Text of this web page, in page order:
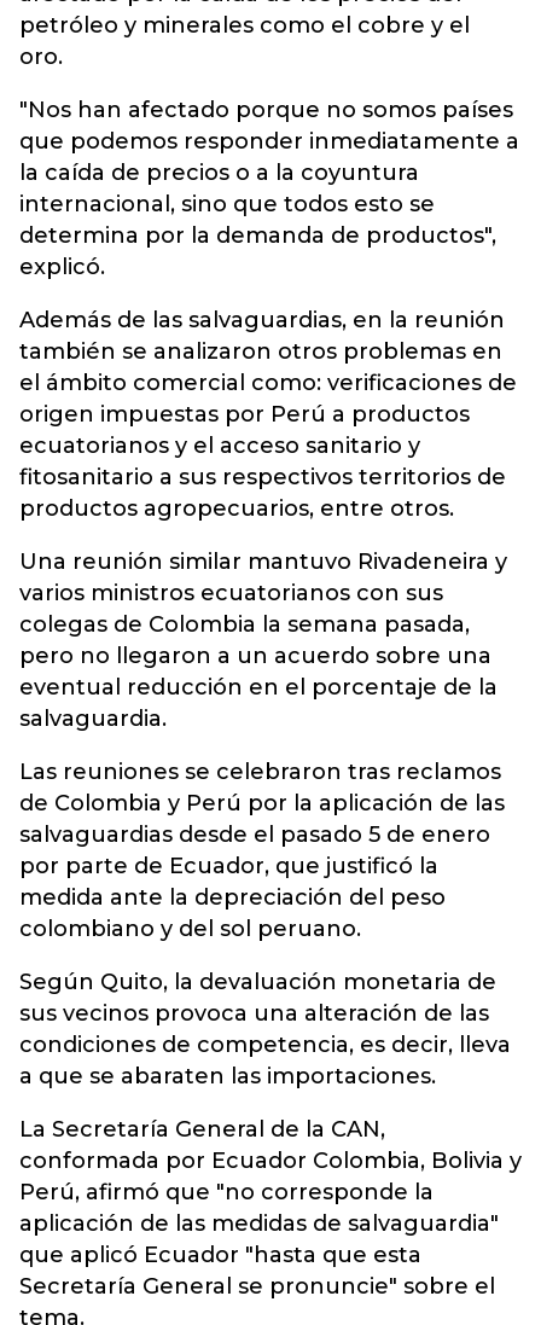
petróleo y minerales como el cobre y el
oro.
"Nos han afectado porque no somos países
que podemos responder inmediatamente a
la caída de precios o a la coyuntura
internacional, sino que todos esto se
determina por la demanda de productos",
explicó.
Además de las salvaguardias, en la reunión
también se analizaron otros problemas en
el ámbito comercial como: verificaciones de
origen impuestas por Perú a productos
ecuatorianos y el acceso sanitario y
fitosanitario a sus respectivos territorios de
productos agropecuarios, entre otros.
Una reunión similar mantuvo Rivadeneira y
varios ministros ecuatorianos con sus
colegas de Colombia la semana pasada,
pero no llegaron a un acuerdo sobre una
eventual reducción en el porcentaje de la
salvaguardia.
Las reuniones se celebraron tras reclamos
de Colombia y Perú por la aplicación de las
salvaguardias desde el pasado 5 de enero
por parte de Ecuador, que justificó la
medida ante la depreciación del peso
colombiano y del sol peruano.
Según Quito, la devaluación monetaria de
sus vecinos provoca una alteración de las
condiciones de competencia, es decir, lleva
a que se abaraten las importaciones.
La Secretaría General de la CAN,
conformada por Ecuador Colombia, Bolivia y
Perú, afirmó que "no corresponde la
aplicación de las medidas de salvaguardia"
que aplicó Ecuador "hasta que esta
Secretaría General se pronuncie" sobre el
tema.